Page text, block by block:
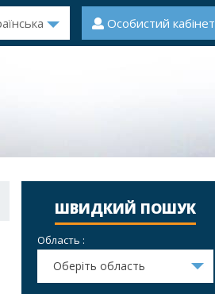
Особистий кабінет
ШВИДКИЙ ПОШУК
Область :
Оберіть область